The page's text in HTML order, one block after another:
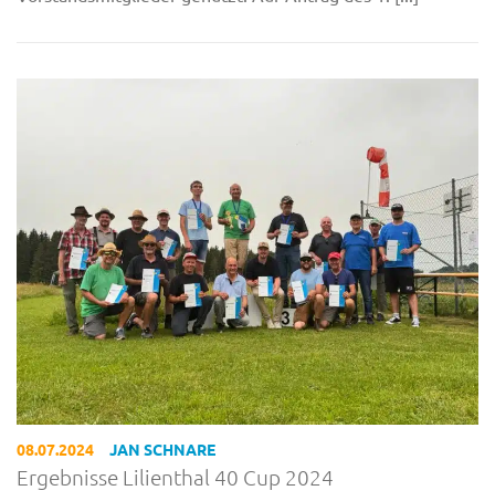
08.07.2024 JAN SCHNARE
Ergebnisse Lilienthal 40 Cup 2024